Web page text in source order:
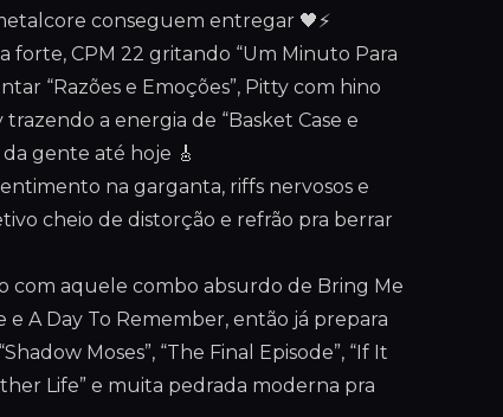
conseguem entregar 🖤⚡
CPM 22 gritando “Um Minuto Para
“Razões e Emoções”, Pitty com hino
trazendo a energia de “Basket Case e
gente até hoje 🎸
na garganta, riffs nervosos e
cheio de distorção e refrão pra berrar
com aquele combo absurdo de Bring Me
A Day To Remember, então já prepara
Moses”, “The Final Episode”, “If It
Life” e muita pedrada moderna pra